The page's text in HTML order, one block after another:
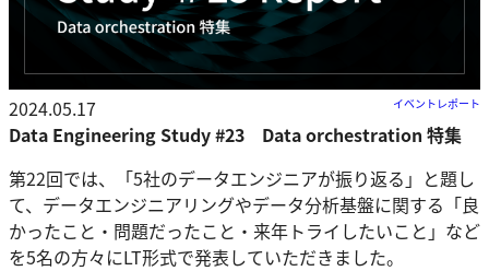
2024.05.17 イベントレポート
Data Engineering Study #23 Data orchestration 特集
第22回では、「5社のデータエンジニアが振り返る」と題し
て、データエンジニアリングやデータ分析基盤に関する「良
かったこと・問題だったこと・来年トライしたいこと」など
を5名の方々にLT形式で発表していただきました。